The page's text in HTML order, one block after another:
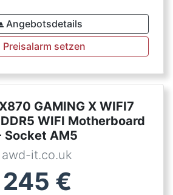
Angebotsdetails
Preisalarm setzen
GAMING X WIFI7
WIFI Motherboard
Socket AM5
awd-it.co.uk
245 €